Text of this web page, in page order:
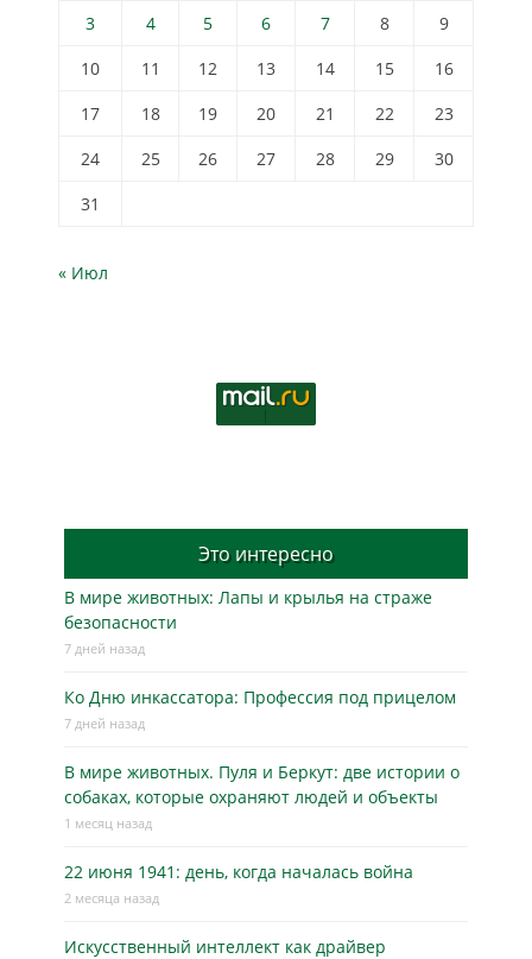
3
4 5 6 7 8
9
10
11 12 13 14 15
16
17
18 19 20 21 22
23
24
25 26 27 28 29
30
31
« Июл
Это интересно
В мире животных: Лапы и крылья на страже
безопасности
7 дней назад
Ко Дню инкассатора: Профессия под прицелом
7 дней назад
В мире животных. Пуля и Беркут: две истории о
собаках, которые охраняют людей и объекты
1 месяц назад
22 июня 1941: день, когда началась война
2 месяца назад
Искусственный интеллект как драйвер